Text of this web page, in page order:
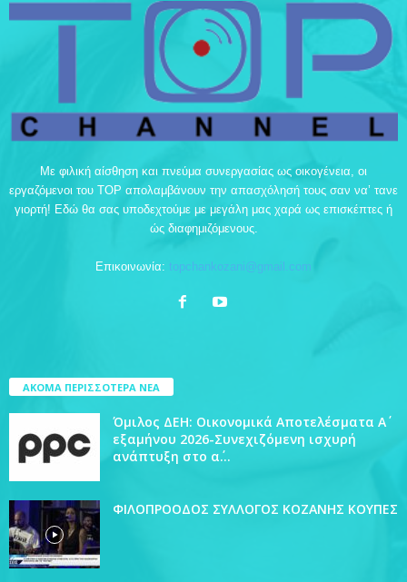
Με φιλική αίσθηση και πνεύμα συνεργασίας ως οικογένεια, οι
εργαζόμενοι του TOP απολαμβάνουν την απασχόλησή τους σαν να’ τανε
γιορτή! Εδώ θα σας υποδεχτούμε με μεγάλη μας χαρά ως επισκέπτες ή
ώς διαφημιζόμενους.
Επικοινωνία: topchankozani@gmail.com
ΑΚΟΜΑ ΠΕΡΙΣΣΟΤΕΡΑ ΝΕΑ
Όμιλος ΔΕΗ: Οικονομικά Αποτελέσματα Α΄
εξαμήνου 2026-Συνεχιζόμενη ισχυρή
ανάπτυξη στο α΄...
ΦΙΛΟΠΡΟΟΔΟΣ ΣΥΛΛΟΓΟΣ ΚΟΖΑΝΗΣ ΚΟΥΠΕΣ